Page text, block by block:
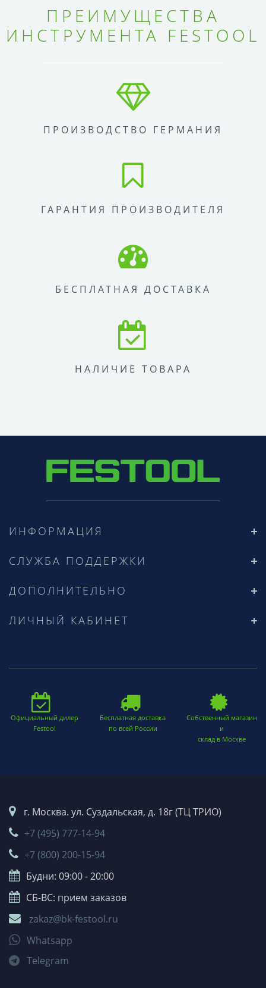
ПРЕИМУЩЕСТВА
ИНСТРУМЕНТА FESTOOL
ПРОИЗВОДСТВО ГЕРМАНИЯ
ГАРАНТИЯ ПРОИЗВОДИТЕЛЯ
БЕСПЛАТНАЯ ДОСТАВКА
НАЛИЧИЕ ТОВАРА
ИНФОРМАЦИЯ
СЛУЖБА ПОДДЕРЖКИ
ДОПОЛНИТЕЛЬНО
ЛИЧНЫЙ КАБИНЕТ
Официальный дилер
Festool
Бесплатная доставка
по всей России
Собственный магазин
и
склад в Москве
г. Москва. ул. Суздальская, д. 18г (ТЦ ТРИО)
+7 (495) 777-14-94
+7 (800) 200-15-94
Будни: 09:00 - 20:00
СБ-ВС: прием заказов
zakaz@bk-festool.ru
Whatsapp
Telegram